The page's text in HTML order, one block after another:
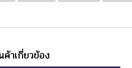
ค้าเกี่ยวข้อง